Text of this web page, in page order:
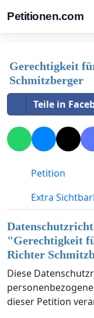
Petitionen.com
Gerechtigkeit
Schmitzberger
Teile in
Petition
Extra
"Gerechtigkeit
Richter
Diese
dieser Petition